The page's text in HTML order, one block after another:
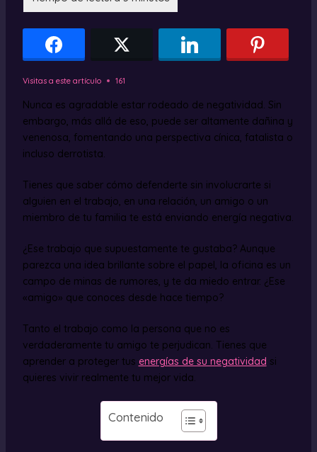
Visitas a este artículo 161
Nunca es agradable estar rodeado de negatividad. Sin
embargo, más allá de eso, puede ser altamente dañina y
venenosa, fomentando una perspectiva cínica, fatalista o
incluso derrotista.
Tienes que saber cómo defenderte sin involucrarte si
alguien en el trabajo, en una relación, un amigo o un
miembro de tu familia te está enviando energía negativa.
¿Ese trabajo que supuestamente te gustaba? Aunque
parezca una idea brillante sobre el papel, la oficina es un
campo de minas de rumores, y te da miedo entrar. ¿Ese
«amigo» que conoces desde hace tiempo?
Tanto el trabajo como la persona que no es
verdaderamente tu amigo te perjudican. Tienes que
aprender a proteger tus energías de su negatividad si
quieres vivir realmente tu mejor vida.
Contenido